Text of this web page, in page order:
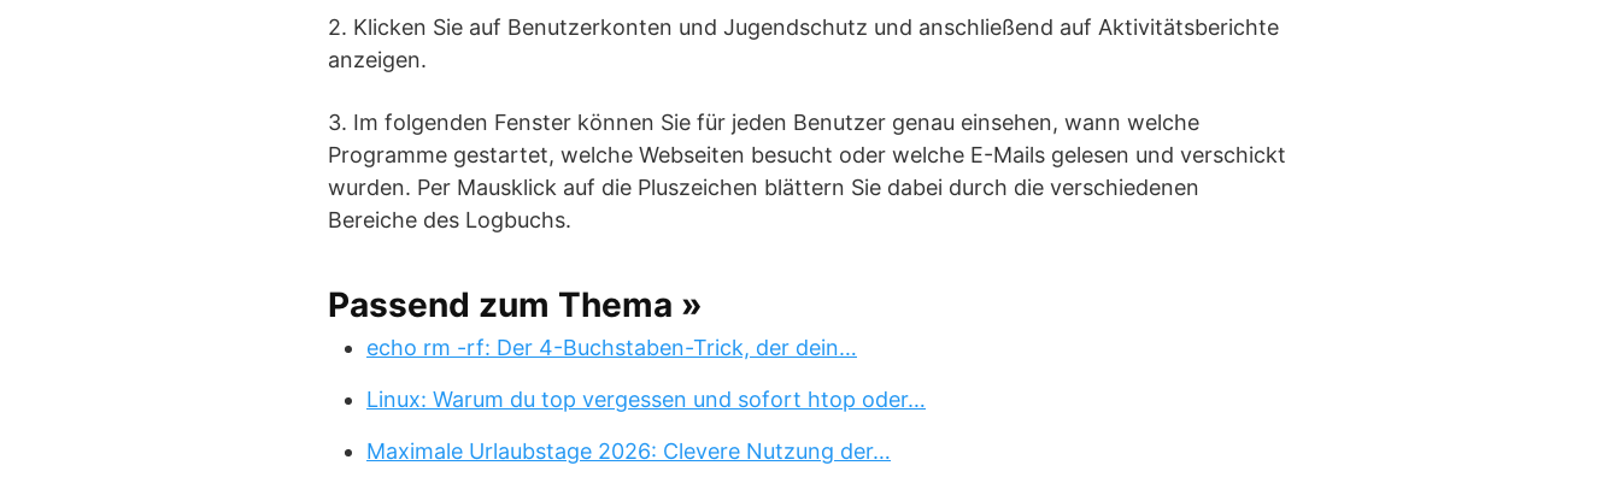
2. Klicken Sie auf Benutzerkonten und Jugendschutz und anschließend auf Aktivitätsberichte
anzeigen.
3. Im folgenden Fenster können Sie für jeden Benutzer genau einsehen, wann welche
Programme gestartet, welche Webseiten besucht oder welche E-Mails gelesen und verschickt
wurden. Per Mausklick auf die Pluszeichen blättern Sie dabei durch die verschiedenen
Bereiche des Logbuchs.
Passend zum Thema »
echo rm -rf: Der 4-Buchstaben-Trick, der dein…
Linux: Warum du top vergessen und sofort htop oder…
Maximale Urlaubstage 2026: Clevere Nutzung der…